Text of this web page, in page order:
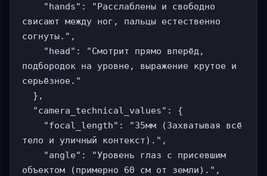
свисают между ног, пальцы естественно
согнуты.",
подбородок на уровне, выражение крутое и
серьёзное."
тело и уличный контекст).",
объектом (примерно 60 см от земли).",